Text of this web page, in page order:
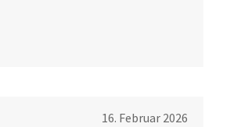
16. Februar 2026